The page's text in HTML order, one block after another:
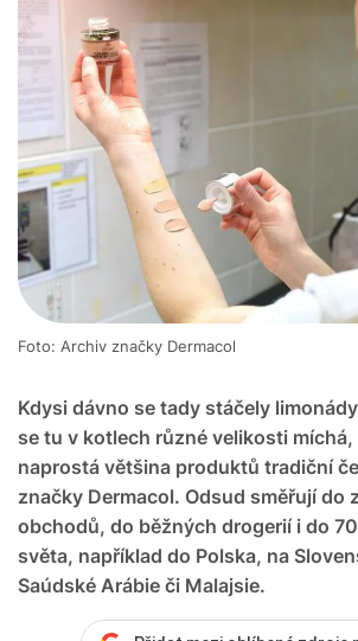
Kdysi dávno se tady stáčely
se tu v kotlech různé velikosti míchá,
naprostá většina produktů tradiční
značky Dermacol. Odsud směřují do
obchodů, do běžných drogerií i do
světa, například do Polska, na
Saúdské Arábie či Malajsie.
Foto: Archiv značky Dermacol